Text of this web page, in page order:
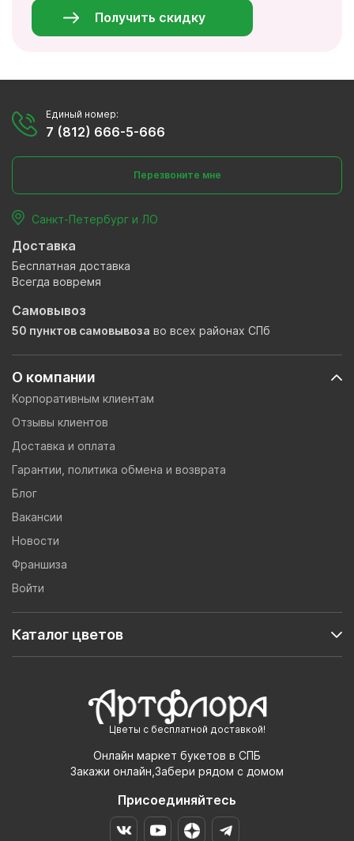
Получить скидку
Цветы с бесплатной доставкой!
Онлайн маркет букетов в СПБ
Закажи онлайн,Забери рядом с домом
Присоединяйтесь
О компании
Корпоративным клиентам
Отзывы клиентов
Доставка и оплата
Гарантии, политика обмена и возврата
Блог
Вакансии
Новости
Франшиза
Войти
Каталог цветов
Единый номер:
7 (812) 666-5-666
Перезвоните мне
Санкт-Петербург и ЛО
Доставка
Бесплатная доставка
Всегда вовремя
Самовывоз
50 пунктов самовывоза во всех районах СПб